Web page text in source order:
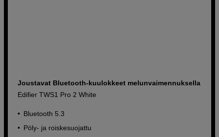
Joustavat Bluetooth-kuulokkeet melunvaimennuksella
Edifier TWS1 Pro 2 White
Bluetooth 5.3
Pöly- ja roiskesuojattu